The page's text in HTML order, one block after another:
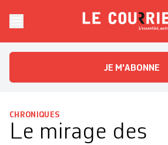
Le
JE M'ABONNE
CHRONIQUES
Le mirage des